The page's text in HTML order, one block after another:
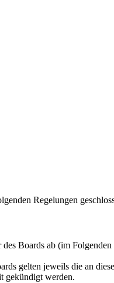
Regelungen
Boards ab (im
gelten jeweils die an
gekündigt werden.